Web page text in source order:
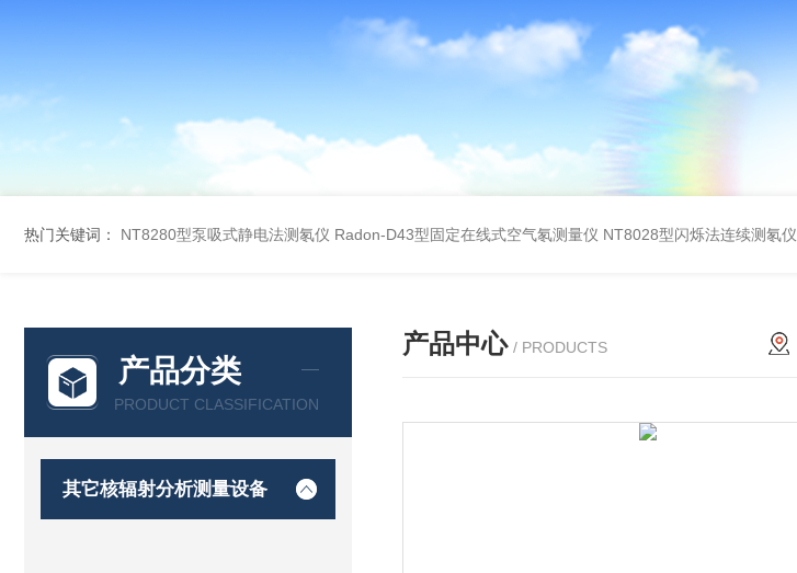
热门关键词： NT8280型泵吸式静电法测氡仪 Radon-D43型固定在线式空气氡测量仪 NT8028型闪烁法连续测氡仪
产品分类
PRODUCT CLASSIFICATION
其它核辐射分析测量设备
产品中心 / PRODUCTS